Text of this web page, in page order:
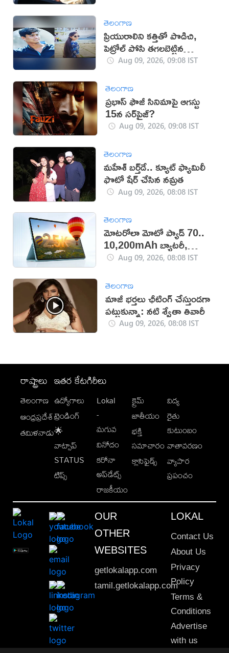
తెలంగాణ
ప్రియురాలిని కత్తితో పొడిచి,
పెట్రోల్ పోసి తగలబెట్టిన
ప్రియుడు!
Aug 09, 2026, 09:08 IST
తెలంగాణ
ప్రభాస్ ఫౌజీ సినిమాపై ఆగస్టు
15న సర్‌ప్రైజ్?
Aug 09, 2026, 09:08 IST
తెలంగాణ
మహేశ్‌ బర్త్‌డే.. క్యూట్‌ ఫ్యామిలీ
ఫొటో షేర్ చేసిన నమ్రత
Aug 09, 2026, 08:08 IST
తెలంగాణ
మోటరోలా మోటో ప్యాడ్ 70..
10,200mAh బ్యాటరీ,
5Gతో కొత్త టాబ్లెట్ విడుదల
Aug 09, 2026, 08:08 IST
తెలంగాణ
మాజీ భర్తలు ఛీటింగ్ చేస్తుండగా
పట్టుకున్నా: నటి శ్వేతా తివారీ
Aug 09, 2026, 08:08 IST
రాష్ట్రాలు
తెలంగాణ
ఆంధ్రప్రదేశ్
తమిళనాడు
ఇతర కేటగిరీలు
ఉద్యోగాలు
ట్రెండింగ్
🌟
వాట్సాప్
STATUS
టిప్స్
Lokal
-
మగువ
వినోదం
కరోనా
అప్‌డేట్స్
రాజకీయం
క్రైమ్
జాతీయం
భక్తి
సమాచారం
క్లాసిఫైడ్స్
విద్య
రైతు
కుటుంబం
వాతావరణం
వ్యాపార
ప్రపంచం
OUR
OTHER
WEBSITES
getlokalapp.com
tamil.getlokalapp.com
LOKAL
Contact Us
About Us
Privacy
Policy
Terms &
Conditions
Advertise
with us